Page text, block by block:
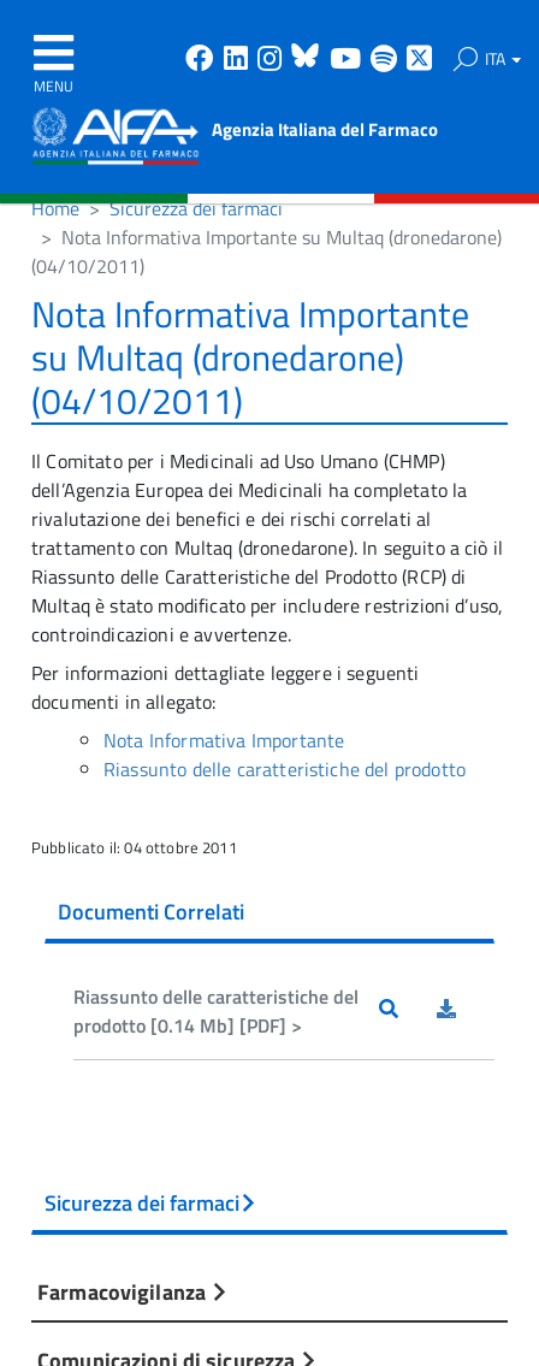
MENU
Facebook
Linkedin
Instagram
Bluesky
Youtube
Spotify ITA
Agenzia Italiana del Farmaco
Home
Sicurezza dei farmaci
Nota Informativa Importante su Multaq (dronedarone)
(04/10/2011)
Nota Informativa Importante
su Multaq (dronedarone)
(04/10/2011)
Il Comitato per i Medicinali ad Uso Umano (CHMP)
dell’Agenzia Europea dei Medicinali ha completato la
rivalutazione dei benefici e dei rischi correlati al
trattamento con Multaq (dronedarone). In seguito a ciò il
Riassunto delle Caratteristiche del Prodotto (RCP) di
Multaq è stato modificato per includere restrizioni d’uso,
controindicazioni e avvertenze.
Per informazioni dettagliate leggere i seguenti
documenti in allegato:
Nota Informativa Importante
Riassunto delle caratteristiche del prodotto
Pubblicato il: 04 ottobre 2011
Documenti Correlati
Riassunto delle caratteristiche del
prodotto [0.14 Mb] [PDF] >
Sicurezza dei farmaci
Farmacovigilanza